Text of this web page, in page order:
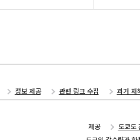
정보 제공 관련 링크 수집 과거 재
제공 도쿄도